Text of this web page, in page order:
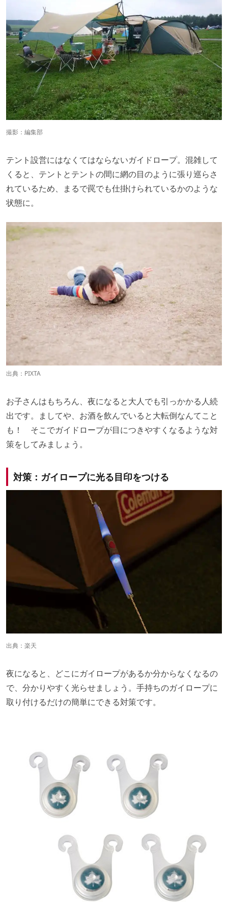
撮影：編集部
テント設営にはなくてはならないガイドロープ。混雑して
くると、テントとテントの間に網の目のように張り巡らさ
れているため、まるで罠でも仕掛けられているかのような
状態に。
出典： PIXTA
お子さんはもちろん、夜になると大人でも引っかかる人続
出です。ましてや、お酒を飲んでいると大転倒なんてこと
も！ そこでガイドロープが目につきやすくなるような対
策をしてみましょう。
対策：ガイロープに光る目印をつける
出典： 楽天
夜になると、どこにガイロープがあるか分からなくなるの
で、分かりやすく光らせましょう。手持ちのガイロープに
取り付けるだけの簡単にできる対策です。